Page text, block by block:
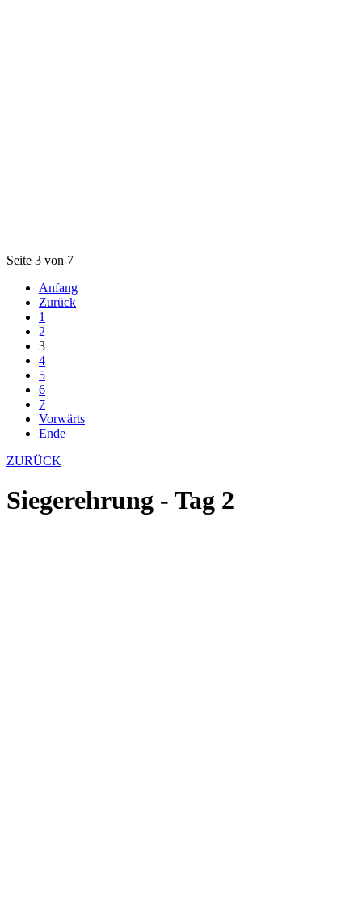
Seite 3 von 7
Anfang
Zurück
1
2
3
4
5
6
7
Vorwärts
Ende
ZURÜCK
Siegerehrung - Tag 2